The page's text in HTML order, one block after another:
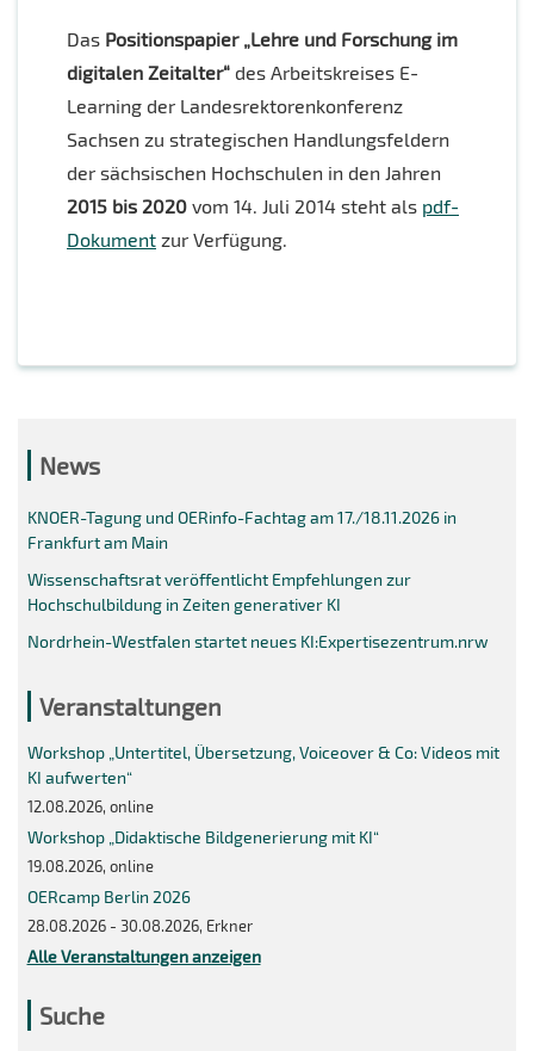
Das Positionspapier „Lehre und Forschung im
digitalen Zeitalter“ des Arbeitskreises E-
Learning der Landesrektorenkonferenz
Sachsen zu strategischen Handlungsfeldern
der sächsischen Hochschulen in den Jahren
2015 bis 2020 vom 14. Juli 2014 steht als pdf-
Dokument zur Verfügung.
News
KNOER-Tagung und OERinfo-Fachtag am 17./18.11.2026 in
Frankfurt am Main
Wissenschaftsrat veröffentlicht Empfehlungen zur
Hochschulbildung in Zeiten generativer KI
Nordrhein-Westfalen startet neues KI:Expertisezentrum.nrw
Veranstaltungen
Workshop „Untertitel, Übersetzung, Voiceover & Co: Videos mit
KI aufwerten“
12.08.2026, online
Workshop „Didaktische Bildgenerierung mit KI“
19.08.2026, online
OERcamp Berlin 2026
28.08.2026 - 30.08.2026, Erkner
Alle Veranstaltungen anzeigen
Suche